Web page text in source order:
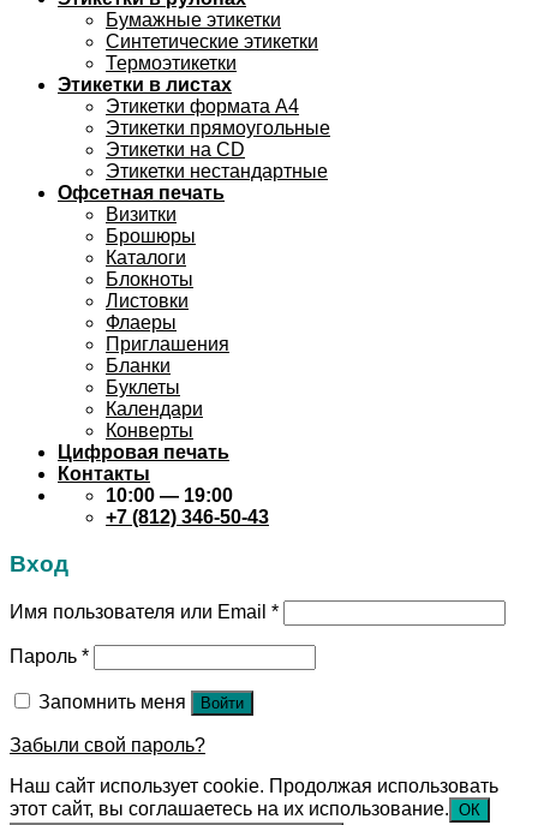
Бумажные этикетки
Синтетические этикетки
Термоэтикетки
Этикетки в листах
Этикетки формата А4
Этикетки прямоугольные
Этикетки на CD
Этикетки нестандартные
Офсетная печать
Визитки
Брошюры
Каталоги
Блокноты
Листовки
Флаеры
Приглашения
Бланки
Буклеты
Календари
Конверты
Цифровая печать
Контакты
10:00 — 19:00
+7 (812) 346-50-43
Вход
Имя пользователя или Email *
Пароль *
Запомнить меня Войти
Забыли свой пароль?
Наш сайт использует cookie. Продолжая использовать
этот сайт, вы соглашаетесь на их использование. ОК